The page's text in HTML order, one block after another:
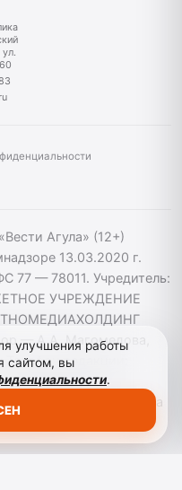
ул.
Агула» (12+)
13.03.2020 г.
77 — 78011. Учредитель:
УЧРЕЖДЕНИЕ
— А.А. Магомедова,
редакции:
При
активная гиперссылка
улучшения работы
сайтом, вы
.